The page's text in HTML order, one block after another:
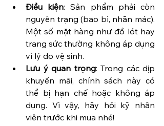
Điều kiện: Sản phẩm phải còn
nguyên trạng (bao bì, nhãn mác).
Một số mặt hàng như đồ lót hay
trang sức thường không áp dụng
vì lý do vệ sinh.
Lưu ý quan trọng: Trong các dịp
khuyến mãi, chính sách này có
thể bị hạn chế hoặc không áp
dụng. Vì vậy, hãy hỏi kỹ nhân
viên trước khi mua nhé!